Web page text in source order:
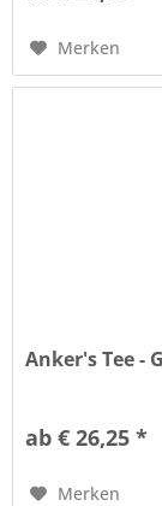
Merken
Anker's Tee -
ab € 26,25 *
Merken